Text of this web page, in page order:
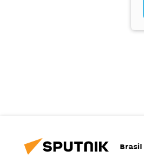
Brasil